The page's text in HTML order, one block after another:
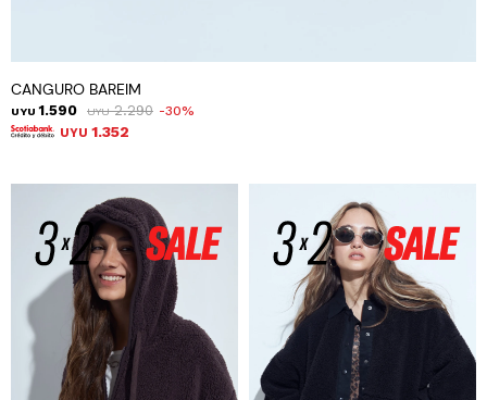
CANGURO BAREIM
UYU 1.590 UYU 2.290 30
UYU 1.352